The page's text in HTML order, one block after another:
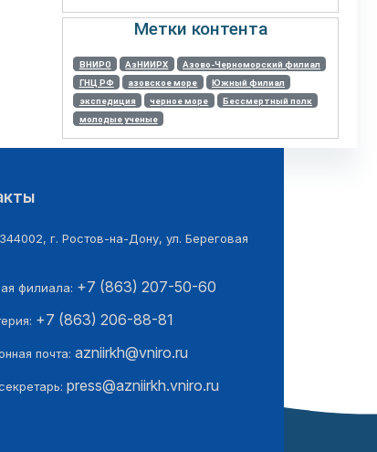
Метки контента
ВНИРО АзНИИРХ
Азово-Черноморский филиал
ГНЦ РФ
азовское море
Южный филиал
экспедиция
черное море
Бессмертный полк
молодые ученые
г. Ростов-на-Дону, ул. Береговая
филиала: +7 (863) 207-50-60
+7 (863) 206-88-81
почта: azniirkh@vniro.ru
press@azniirkh.vniro.ru